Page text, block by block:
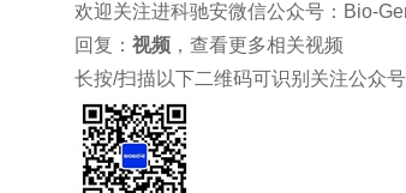
欢迎关注进科驰安微信公众号：Bio-
回复： 视频 ，查看更多相关视频
长按/扫描以下二维码可识别关注公众号